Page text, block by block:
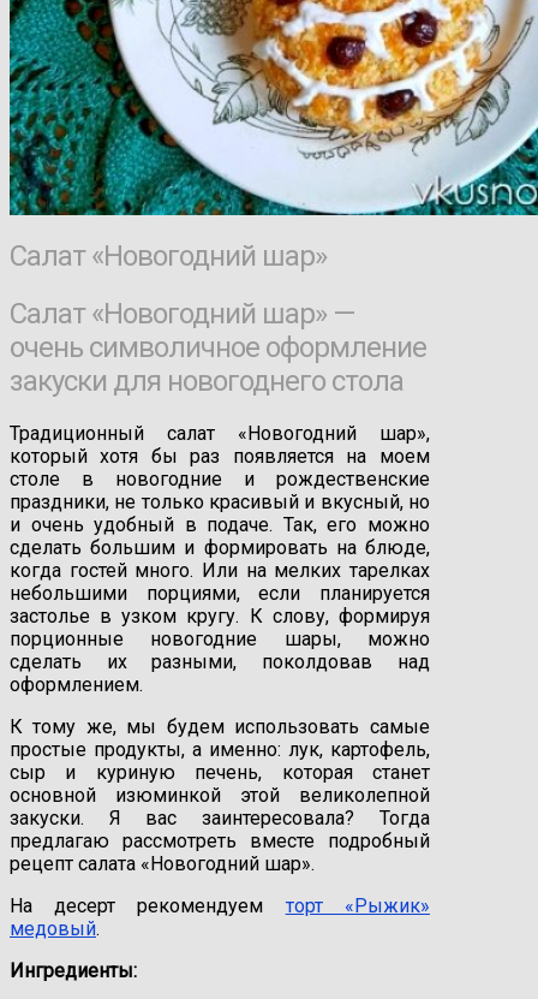
Салат «Новогодний шар»
Салат «Новогодний шар» —
очень символичное оформление
закуски для новогоднего стола
Традиционный салат «Новогодний шар»,
который хотя бы раз появляется на моем
столе в новогодние и рождественские
праздники, не только красивый и вкусный, но
и очень удобный в подаче. Так, его можно
сделать большим и формировать на блюде,
когда гостей много. Или на мелких тарелках
небольшими порциями, если планируется
застолье в узком кругу. К слову, формируя
порционные новогодние шары, можно
сделать их разными, поколдовав над
оформлением.
К тому же, мы будем использовать самые
простые продукты, а именно: лук, картофель,
сыр и куриную печень, которая станет
основной изюминкой этой великолепной
закуски. Я вас заинтересовала? Тогда
предлагаю рассмотреть вместе подробный
рецепт салата «Новогодний шар».
На десерт рекомендуем торт «Рыжик»
медовый.
Ингредиенты: